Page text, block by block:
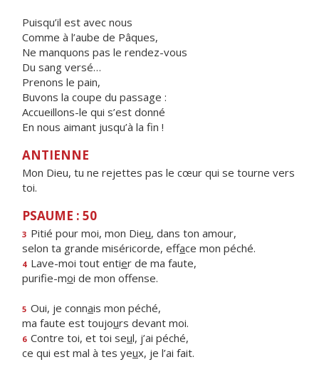
Puisqu’il est avec nous
Comme à l’aube de Pâques,
Ne manquons pas le rendez-vous
Du sang versé…
Prenons le pain,
Buvons la coupe du passage :
Accueillons-le qui s’est donné
En nous aimant jusqu’à la fin !
ANTIENNE
Mon Dieu, tu ne rejettes pas le cœur qui se tourne vers
toi.
PSAUME : 50
3 Pitié pour moi, mon Dieu, dans ton amour,
selon ta grande miséricorde, efface mon péché.
4 Lave-moi tout entier de ma faute,
purifie-moi de mon offense.
5 Oui, je connais mon péché,
ma faute est toujours devant moi.
6 Contre toi, et toi seul, j’ai péché,
ce qui est mal à tes yeux, je l’ai fait.